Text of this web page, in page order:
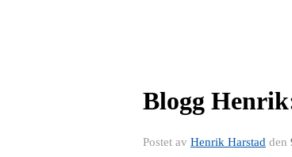
Blogg
Postet av Henrik Harstad den